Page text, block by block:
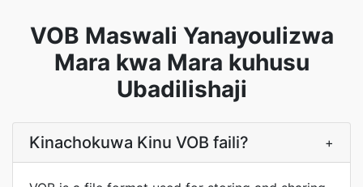
VOB Maswali Yanayoulizwa
Mara kwa Mara kuhusu
Ubadilishaji
Kinachokuwa Kinu VOB faili? +